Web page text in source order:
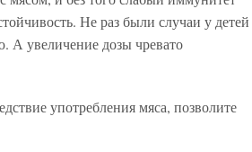
Не раз были случаи у детей
А увеличение дозы чревато
употребления мяса, позволите